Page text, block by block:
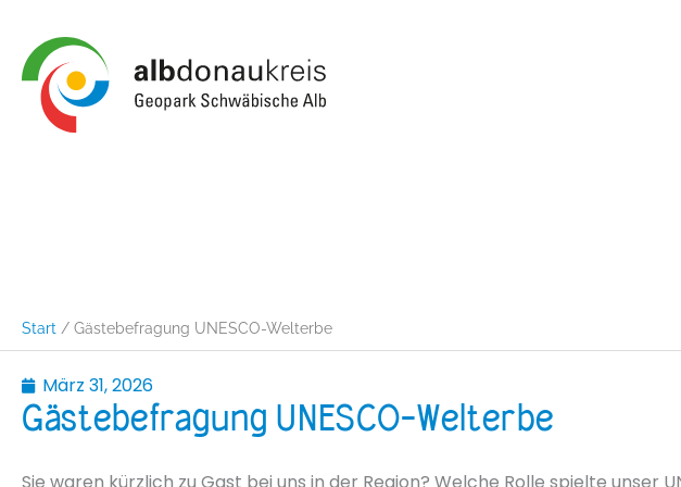
Inhalt
springen
Start Gästebefragung UNESCO-Welterbe
März 31, 2026
Gästebefragung UNESCO-Welterbe